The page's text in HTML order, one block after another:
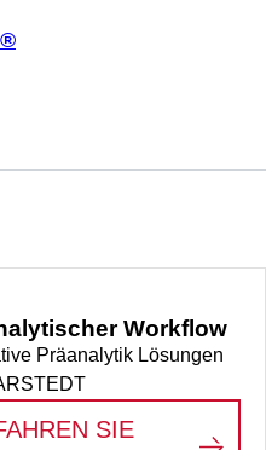
Workflow
Präanalytik Lösungen
SIE